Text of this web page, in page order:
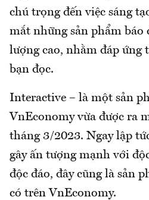
chú trọng đến việc sáng
mắt những sản phẩm
lượng cao, nhằm đáp ứng
bạn đọc.
Interactive – là một sản
VnEconomy vừa được ra
tháng 3/2023. Ngay lập
gây ấn tượng mạnh với
độc đáo, đây cũng là sản
có trên VnEconomy.